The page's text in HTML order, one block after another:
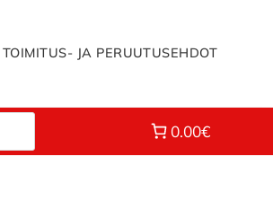
TOIMITUS- JA PERUUTUSEHDOT
0.00€